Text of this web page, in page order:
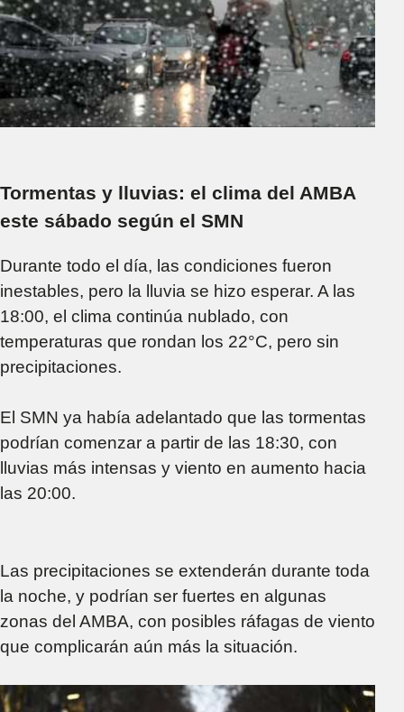
Tormentas y lluvias: el clima del AMBA
este sábado según el SMN
Durante todo el día, las condiciones fueron
inestables, pero la lluvia se hizo esperar. A las
18:00, el clima continúa nublado, con
temperaturas que rondan los 22°C, pero sin
precipitaciones.
El SMN ya había adelantado que las tormentas
podrían comenzar a partir de las 18:30, con
lluvias más intensas y viento en aumento hacia
las 20:00.
Las precipitaciones se extenderán durante toda
la noche, y podrían ser fuertes en algunas
zonas del AMBA, con posibles ráfagas de viento
que complicarán aún más la situación.